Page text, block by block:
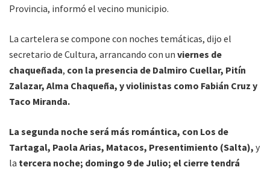
Provincia, informó el vecino municipio.
La cartelera se compone con noches temáticas, dijo el
secretario de Cultura, arrancando con un viernes de
chaqueñada, con la presencia de Dalmiro Cuellar, Pitín
Zalazar, Alma Chaqueña, y violinistas como Fabián Cruz y
Taco Miranda.
La segunda noche será más romántica, con Los de
Tartagal, Paola Arias, Matacos, Presentimiento (Salta), y
la tercera noche; domingo 9 de Julio; el cierre tendrá